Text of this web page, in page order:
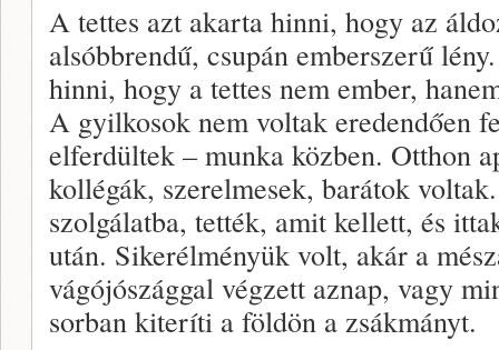
A tettes azt akarta hinni, hogy az
alsóbbrendű, csupán emberszerű
hinni, hogy a tettes nem ember,
A gyilkosok nem voltak eredendően
elferdültek – munka közben. Otthon
kollégák, szerelmesek, barátok
szolgálatba, tették, amit kellett, és
után. Sikerélményük volt, akár a
vágójószággal végzett aznap, vagy
sorban kiteríti a földön a zsákmányt.